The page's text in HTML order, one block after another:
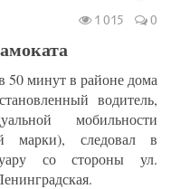
1 015 0
50 минут в районе дома
водитель,
мобильности
марки), следовал в
со стороны ул.